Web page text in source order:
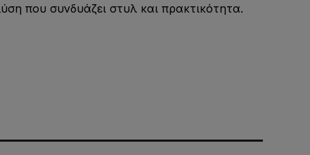
που συνδυάζει στυλ και πρακτικότητα.